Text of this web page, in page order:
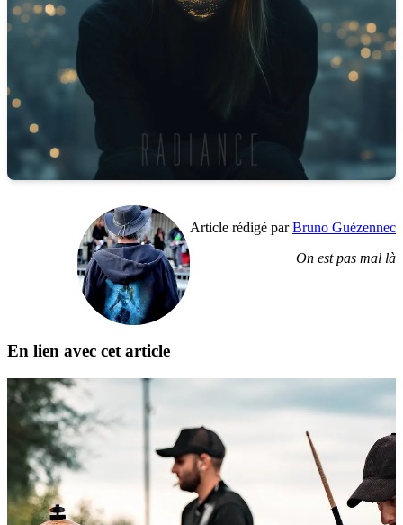
Article rédigé parBruno Guézennec
On est pas mal là
En lien avec cet article